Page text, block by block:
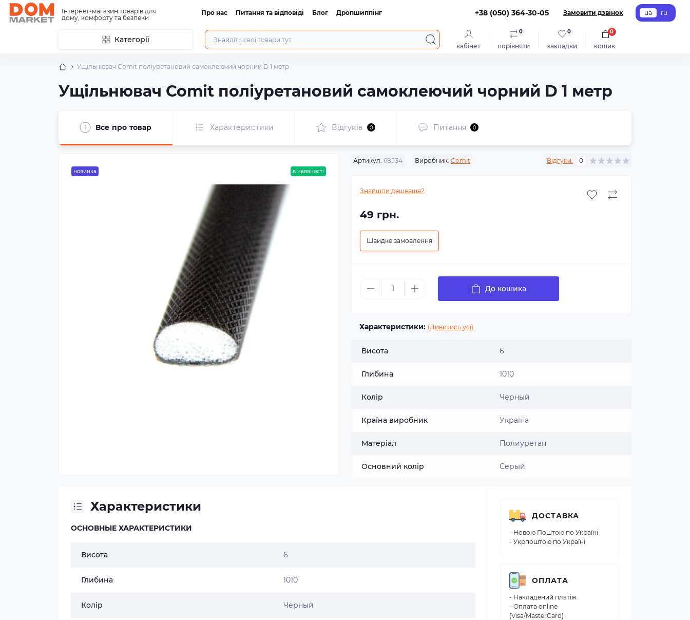
Інтернет-магазин товарів для
дому, комфорту та безпеки
Про нас Питання та відповіді Блог Дропшиппінг +38 (050) 364-30-05 Замовити дзвінок ua ru
Категорії
кабінет порівняти
0
закладки
0
кошик
0
Ущільнювач Comit поліуретановий самоклеючий чорний D 1 метр
Ущільнювач Comit поліуретановий самоклеючий чорний D 1 метр
Все про товар Характеристики Відгуків 0 Питання 0
новинка в наявності
Артикул: 68534 Виробник: Comit Відгуки: 0
Знайшли дешевше?
49 грн.
Швидке замовлення
До кошика
Характеристики: (Дивитись усі)
Висота 6
Глибина 1010
Колір Черный
Країна виробник Україна
Матеріал Полиуретан
Основний колір Серый
Характеристики
ОСНОВНЫЕ ХАРАКТЕРИСТИКИ
Висота 6
Глибина 1010
Колір Черный
ДОСТАВКА
- Новою Поштою по Україні
- Укрпоштою по Україні
ОПЛАТА
- Накладений платіж
- Оплата online
(Visa/MasterCard)